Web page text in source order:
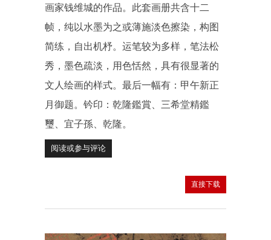
画家钱维城的作品。此套画册共含十二
帧，纯以水墨为之或薄施淡色擦染，构图
简练，自出机杼。运笔较为多样，笔法松
秀，墨色疏淡，用色恬然，具有很显著的
文人绘画的样式。最后一幅有：甲午新正
月御题。钤印：乾隆鑑賞、三希堂精鑑
璽、宜子孫、乾隆。
阅读或参与评论
直接下载